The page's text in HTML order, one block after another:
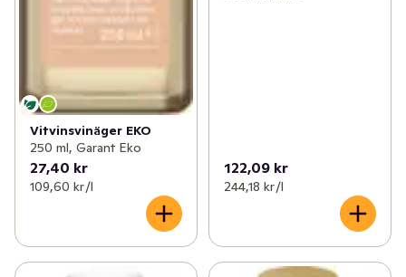
Vitvinsvinäger EKO
250 ml, Garant Eko
27,40 kr
109,60 kr /l
122,09 kr
244,18 kr /l